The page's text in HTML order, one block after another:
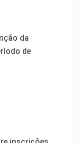
da
de